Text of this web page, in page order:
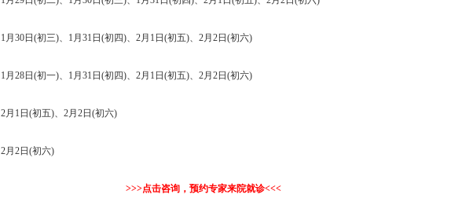
1月30日(初三)、1月31日(初四)、2月1日(初五)、2月2日(初六)
1月28日(初一)、1月31日(初四)、2月1日(初五)、2月2日(初六)
2月1日(初五)、2月2日(初六)
2月2日(初六)
>>>点击咨询，预约专家来院就诊<<<